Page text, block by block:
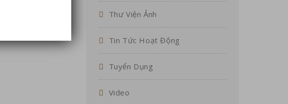
Thư Viện Ảnh
Tin Tức Hoạt Động
Tuyển Dụng
Video